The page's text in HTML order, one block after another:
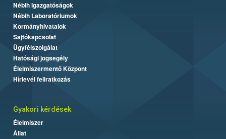
Nébih Igazgatóságok
Nébih Laboratóriumok
Kormányhivatalok
Sajtókapcsolat
Ügyfélszolgálat
Hatósági jogsegély
Élelmiszermentő Központ
Hírlevél feliratkozás
Gyakori kérdések
Élelmiszer
Állat